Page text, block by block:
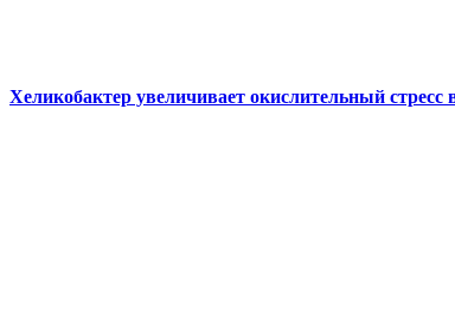
Хеликобактер увеличивает окислительный стресс